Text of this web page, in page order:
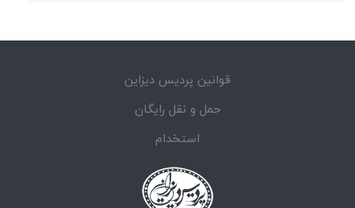
قوانین پردیس دیزاین
حمل و نقل رایگان
استخدام